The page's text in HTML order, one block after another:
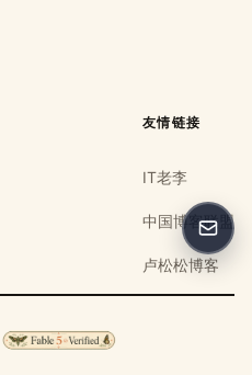
友情链接
IT老李
中国博客联盟
卢松松博客
反馈